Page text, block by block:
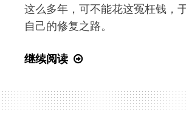
这么多年，可不能花这冤枉钱，
自己的修复之路。
继续阅读
指
令